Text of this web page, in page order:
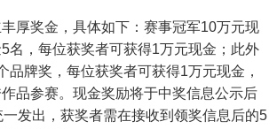
厚奖金，具体如下：赛事冠军10万元现
名，每位获奖者可获得1万元现金；此外
品牌奖，每位获奖者可获得1万元现金，
品参赛。现金奖励将于中奖信息公示后
发出，获奖者需在接收到领奖信息后的5